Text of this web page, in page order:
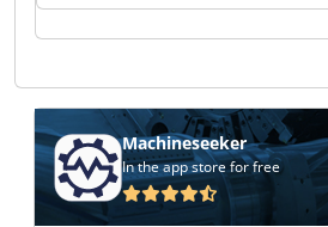
Vertriebs GmbH LüneHanse
LüneHanse Vertriebs GmbH
LüneHanse Vertriebs GmbH
Vertriebs GmbH LüneHanse
LüneHanse Vertriebs GmbH
Vertriebs GmbH LüneHanse
LüneHanse Vertriebs GmbH
Vertriebs GmbH
Machineseeker
In the app store for free